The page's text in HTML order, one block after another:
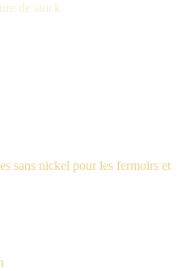
de stock
sans nickel pour les fermoirs et